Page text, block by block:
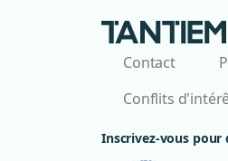
Contact
Conflits
Inscrivez-vous pour